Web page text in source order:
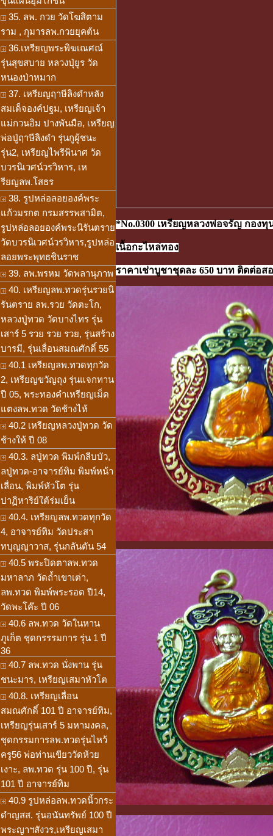
35. ลพ. กวย วัดโฆสิตาม
ราม , กุมารลพ.กวยยุคต้น
36.เหรียญพระพิฆเณศณ์
รุ่นสุขสบาย หลวงปุ่ยูร วัด
หนองป่าหมาก
37. เหรียญฤาษีลิงดำหลัง
สมเด็จองค์ปฐม, เหรียญเจ้า
แม่กวนอิม ปางพันมือ, เหรียญ
พ่อปู่ฤาษีลิงดำ รุ่นกูผู้ชนะ
รุ่น2, เหรียญไพรีพินาศ วัด
บวรนิเวศน์วรวิหาร, เห
รียญลพ.โสธร
38. รูปหล่อลอยองค์พระ
แก้วมรกต กรมสรรพสามิต,
รูปหล่อลอยองค์พระนิรันตราย
วัดบวรนิเวศน์วรวิหาร,รูปหล่อ
ลอยพระพุทธชินราช
39. ลพ.พรหม วัดพลานุภาพ
40. เหรียญลพ.ทวดรุ่นรวยนิ
รันตราย ลพ.รวย วัดตะโก,
หลวงปู่ทวด วัดบางไทร รุ่น
เสาร์ 5 รวย รวย รวย, รุ่นสร้าง
บารมี, รุ่นเลื่อนสมณศักดิ์ 55
40.1 เหรียญลพ.ทวดทุกวัด
2, เหรียญขวัญถุง รุ่นแจกทาน
ปี 05, พระทองคำเหรียญเม็ด
แตงลพ.ทวด วัดช้างไห้
40.2 เหรียญหลวงปู่ทวด วัด
ช้างให้ ปี 08
40.3. ลปู่ทวด พิมพ์กลีบบัว,
ลปู่ทวด-อาจารย์ทิม พิมพ์หน้า
เลื่อน, พิมพ์หัวโต รุ่น
ปาฏิหาริย์ใต้ร่มเย็น
40.4. เหรียญลพ.ทวดทุกวัด
4, อาจารย์ทิม วัดประสา
ทบุญญาวาส, รุ่นกลันตัน 54
40.5 พระปิดตาลพ.ทวด
มหาลาภ วัดถ้ำเขาเต่า,
ลพ.ทวด พิมพ์พระรอด ปี14,
วัดพะโค๊ะ ปี 06
40.6 ลพ.ทวด วัดในหาน
ภูเก็ต ชุดกรรรมการ รุ่น 1 ปี
36
40.7 ลพ.ทวด นั่งพาน รุ่น
ชนะมาร, เหรียญเสมาหัวโต
40.8. เหรียญเลื่อน
สมณศักดิ์ 101 ปี อาจารย์ทิม,
เหรียญรุ่นเสาร์ 5 มหามงคล,
ชุดกรรมการลพ.ทวดรุ่นไหว้
ครู56 พ่อท่านเขียววัดห้วย
เงาะ, ลพ.ทวด รุ่น 100 ปี, รุ่น
101 ปี อาจารย์ทิม
40.9 รูปหล่อลพ.ทวดนิ้วกระ
ดำญสส. รุ่นอนันทรัพย์ 100 ปี
พระญาฯสังวร,เหรียญเสมา
*No.0300 เหรียญหลวงพ่อจรัญ กองทุ
เนื้อกะไหล่ทอง
ราคาเช่าบูชาชุดละ 650 บาท ติดต่อส